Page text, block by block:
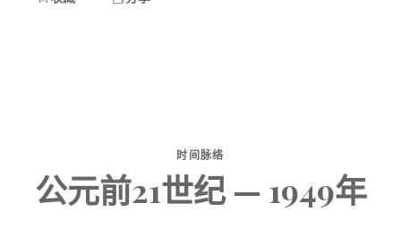
时间脉络
公元前21世纪 — 1949年